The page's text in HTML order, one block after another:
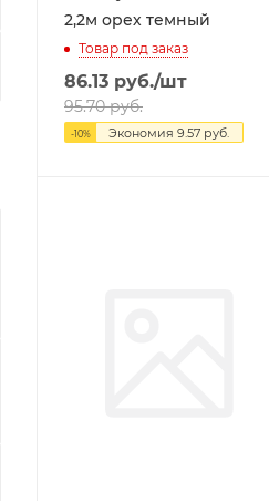
2,2м орех темный
Товар под заказ
86.13 руб./шт
95.70руб.
-10% Экономия 9.57 руб.